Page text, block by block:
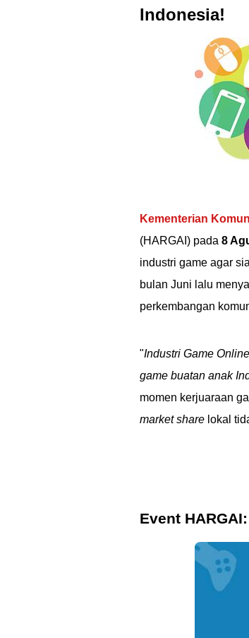
Indonesia!
Kementerian
(HARGAI) pada 8
industri game agar
bulan Juni lalu
perkembangan
"Industri Game
game buatan anak
momen kerjuaraan
market share lokal
Event